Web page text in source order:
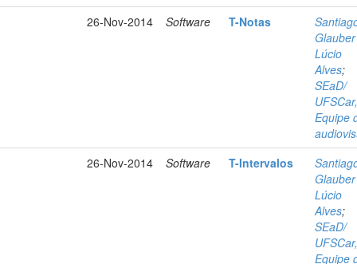
26-Nov-2014 Software T-Notas
Glauber
Lúcio
Alves;
SEaD/
UFSCar,
Equipe
26-Nov-2014
Software T-Intervalos
Glauber
Lúcio
Alves;
SEaD/
UFSCar,
Equipe